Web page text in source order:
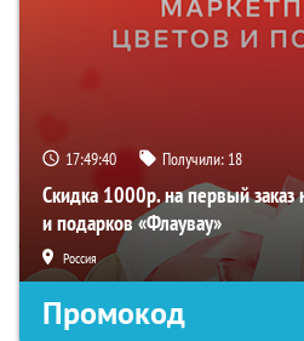
17:49:39 Получили: 18
Скидка 1000р. на первый заказ
и подарков «Флаувау»
Россия
Промокод